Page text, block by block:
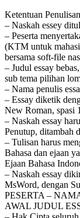
Ketentuan
– Naskah essey
– Peserta
(KTM untuk
bersama soft-file
– Judul essay
sub tema pilihan
– Nama penulis
– Essay diketik
New Roman, spasi
– Naskah essay
Penutup, ditambah
– Tulisan harus
Bahasa dan ejaan
Ejaan Bahasa
– Naskah essay
MsWord, dengan
PESERTA –
AWAL JUDUL